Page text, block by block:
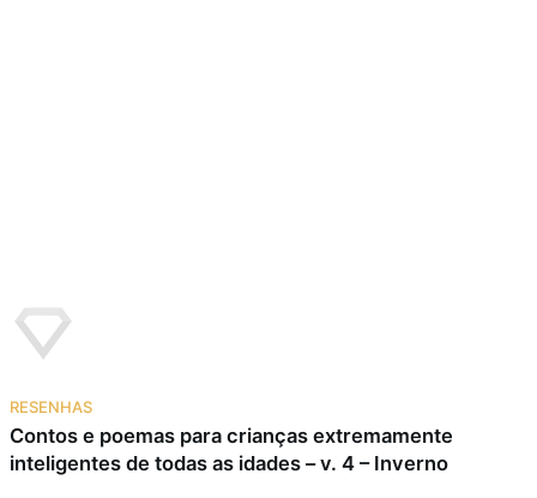
RESENHAS
Contos e poemas para crianças extremamente
inteligentes de todas as idades – v. 4 – Inverno